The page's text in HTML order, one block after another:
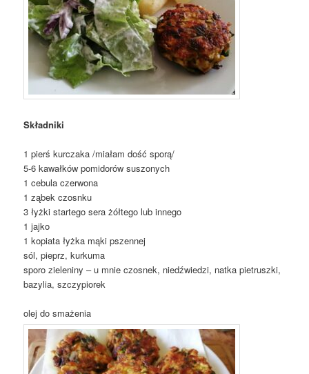
Składniki
1 pierś kurczaka /miałam dość sporą/
5-6 kawałków pomidorów suszonych
1 cebula czerwona
1 ząbek czosnku
3 łyżki startego sera żółtego lub innego
1 jajko
1 kopiata łyżka mąki pszennej
sól, pieprz, kurkuma
sporo zieleniny – u mnie czosnek, niedźwiedzi, natka pietruszki,
bazylia, szczypiorek
olej do smażenia